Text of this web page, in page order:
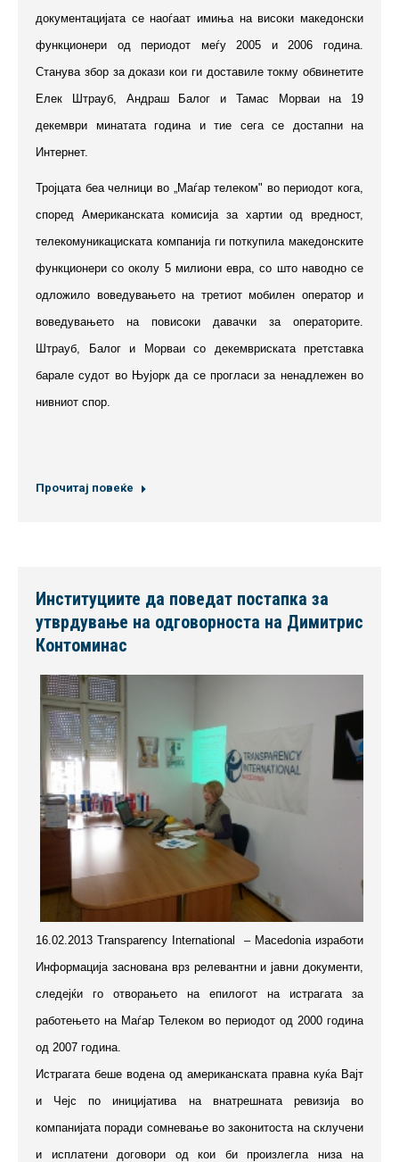
документацијата се наоѓаат имиња на високи македонски
функционери од периодот меѓу 2005 и 2006 година.
Станува збор за докази кои ги доставиле токму обвинетите
Елек Штрауб, Андраш Балог и Тамас Морваи на 19
декември минатата година и тие сега се достапни на
Интернет.
Тројцата беа челници во „Маѓар телеком" во периодот кога,
според Американската комисија за хартии од вредност,
телекомуникациската компанија ги поткупила македонските
функционери со околу 5 милиони евра, со што наводно се
одложило воведувањето на третиот мобилен оператор и
воведувањето на повисоки давачки за операторите.
Штрауб, Балог и Морваи со декемвриската претставка
барале судот во Њујорк да се прогласи за ненадлежен во
нивниот спор.
Прочитај повеќе
Институциите да поведат постапка за
утврдување на одговорноста на Димитрис
Контоминас
16.02.2013 Transparency International – Macedonia изработи
Информација заснована врз релевантни и јавни документи,
следејќи го отворањето на епилогот на истрагата за
работењето на Маѓар Телеком во периодот од 2000 година
од 2007 година.
Истрагата беше водена од американската правна куќа Вајт
и Чејс по иницијатива на внатрешната ревизија во
компанијата поради сомневање во законитоста на склучени
и исплатени договори од кои би произлегла низа на